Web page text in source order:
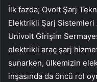
İlk fazda; Ovolt Şarj
Elektrikli Şarj Sistemleri
Univolt Girişim
elektrikli araç şarj
sunarken, ülkemizin
inşasında da öncü rol